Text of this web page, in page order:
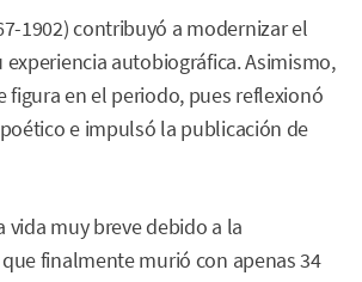
1902) contribuyó a modernizar el
autobiográfica. Asimismo,
figura en el periodo, pues reflexionó
e impulsó la publicación de
vida muy breve debido a la
finalmente murió con apenas 34